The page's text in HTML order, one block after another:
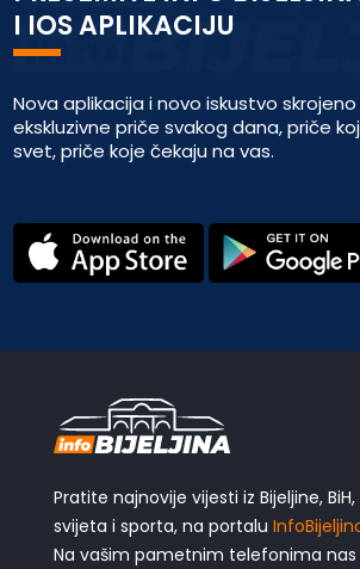
I IOS APLIKACIJU
Nova aplikacija i novo iskustvo
ekskluzivne priče svakog dana, priče
svet, priče koje čekaju na vas.
Pratite najnovije vijesti iz Bijeljine,
svijeta i sporta, na portalu
Na vašim pametnim telefonima nas